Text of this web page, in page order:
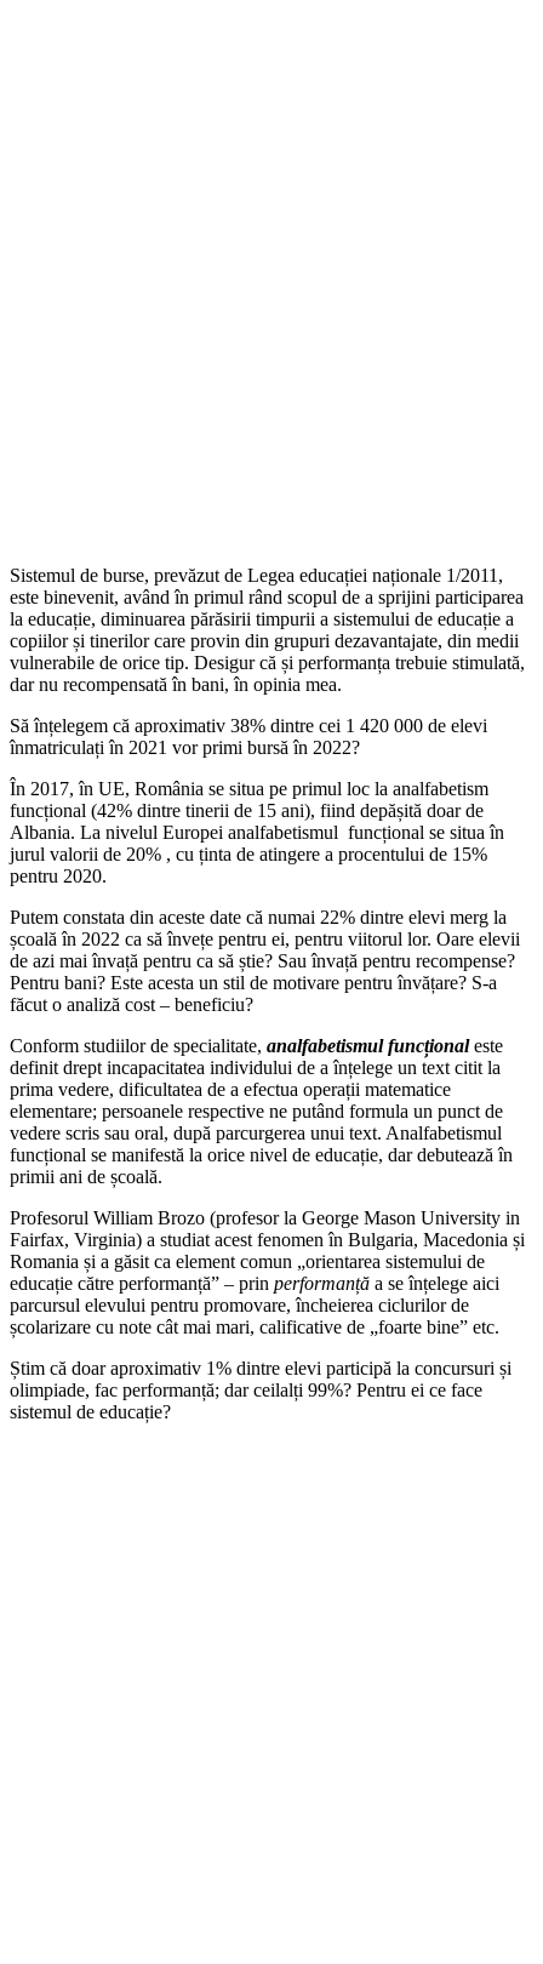
Sistemul de burse, prevăzut de Legea educației naționale 1/2011,
este binevenit, având în primul rând scopul de a sprijini participarea
la educație, diminuarea părăsirii timpurii a sistemului de educație a
copiilor și tinerilor care provin din grupuri dezavantajate, din medii
vulnerabile de orice tip. Desigur că și performanța trebuie stimulată,
dar nu recompensată în bani, în opinia mea.
Să înțelegem că aproximativ 38% dintre cei 1 420 000 de elevi
înmatriculați în 2021 vor primi bursă în 2022?
În 2017, în UE, România se situa pe primul loc la analfabetism
funcțional (42% dintre tinerii de 15 ani), fiind depășită doar de
Albania. La nivelul Europei analfabetismul funcțional se situa în
jurul valorii de 20% , cu ținta de atingere a procentului de 15%
pentru 2020.
Putem constata din aceste date că numai 22% dintre elevi merg la
școală în 2022 ca să învețe pentru ei, pentru viitorul lor. Oare elevii
de azi mai învață pentru ca să știe? Sau învață pentru recompense?
Pentru bani? Este acesta un stil de motivare pentru învățare? S-a
făcut o analiză cost – beneficiu?
Conform studiilor de specialitate, analfabetismul funcțional este
definit drept incapacitatea individului de a înțelege un text citit la
prima vedere, dificultatea de a efectua operații matematice
elementare; persoanele respective ne putând formula un punct de
vedere scris sau oral, după parcurgerea unui text. Analfabetismul
funcțional se manifestă la orice nivel de educație, dar debutează în
primii ani de școală.
Profesorul William Brozo (profesor la George Mason University in
Fairfax, Virginia) a studiat acest fenomen în Bulgaria, Macedonia și
Romania și a găsit ca element comun „orientarea sistemului de
educație către performanță” – prin performanță a se înțelege aici
parcursul elevului pentru promovare, încheierea ciclurilor de
școlarizare cu note cât mai mari, calificative de „foarte bine” etc.
Știm că doar aproximativ 1% dintre elevi participă la concursuri și
olimpiade, fac performanță; dar ceilalți 99%? Pentru ei ce face
sistemul de educație?